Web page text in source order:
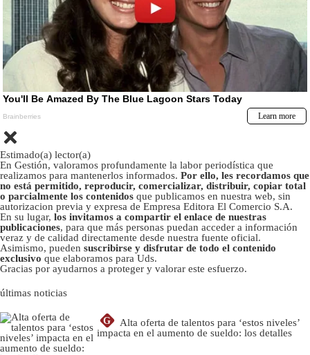
Estimado(a) lector(a)
En Gestión, valoramos profundamente la labor periodística que
realizamos para mantenerlos informados. Por ello, les recordamos que
no está permitido, reproducir, comercializar, distribuir, copiar total
o parcialmente los contenidos que publicamos en nuestra web, sin
autorizacion previa y expresa de Empresa Editora El Comercio S.A.
En su lugar, los invitamos a compartir el enlace de nuestras
publicaciones, para que más personas puedan acceder a información
veraz y de calidad directamente desde nuestra fuente oficial.
Asimismo, pueden suscribirse y disfrutar de todo el contenido
exclusivo que elaboramos para Uds.
Gracias por ayudarnos a proteger y valorar este esfuerzo.
últimas noticias
G
Alta oferta de talentos para ‘estos niveles’
impacta en el aumento de sueldo: los detalles